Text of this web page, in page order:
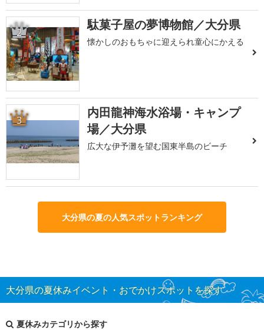
2 駄菓子屋の夢博物館／大分県
懐かしのおもちゃに迎えられ童心にかえる
3
内田龍神海水浴場・キャンプ
場／大分県
広大な伊予灘を望む国東半島のビーチ
大分県の夏の人気スポットランキング
大分県の夏休みイベント・おでかけスポットを探す
夏休みカテゴリから探す